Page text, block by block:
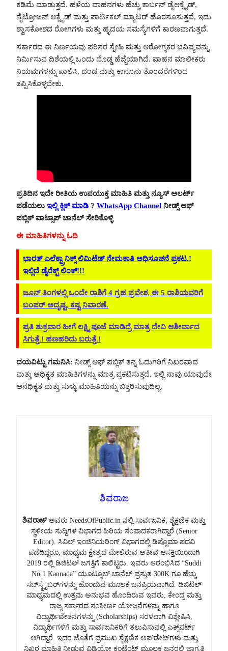
ಕಡಿಮೆ ಮಾಡುತ್ತದೆ. ಹಳೆಯ ವಾಹನಗಳು ಹೆಚ್ಚು ಕಾರ್ಬನ್ ಡೈಆಕ್ಸೈಡ್,
ನೈಟ್ರೋಜನ್ ಆಕ್ಸೈಡ್ ಮತ್ತು ಪಾರ್ಟಿಕಲ್ ಮ್ಯಾಟರ್ ಹೊರಸೂಸುತ್ತವೆ, ಇದು
ಶ್ವಾಸಕೋಶದ ರೋಗಗಳು ಮತ್ತು ಹೃದಯ ಸಮಸ್ಯೆಗಳಿಗೆ ಕಾರಣವಾಗುತ್ತದೆ.
ಸರ್ಕಾರದ ಈ ನಿರ್ಣಯವು ಪರಿಸರ ಸ್ನೇಹಿ ಮತ್ತು ಆರೋಗ್ಯಕರ ಭವಿಷ್ಯವನ್ನು
ನಿರ್ಮಿಸುವ ದಿಶೆಯಲ್ಲಿ ಒಂದು ದೊಡ್ಡ ಹೆಜ್ಜೆಯಾಗಿದೆ. ವಾಹನ ಮಾಲೀಕರು
ನಿಯಮಗಳನ್ನು ಪಾಲಿಸಿ, ದಂಡ ಮತ್ತು ಕಾನೂನು ತೊಂದರೆಗಳಿಂದ
ತಪ್ಪಿಸಿಕೊಳ್ಳಬೇಕು.
ಪ್ರತಿದಿನ ಇದೇ ರೀತಿಯ ಉಪಯುಕ್ತ ಮಾಹಿತಿ ಮತ್ತು ನ್ಯೂಸ್ ಅಲರ್ಟ್
ಪಡೆಯಲು ಇಲ್ಲಿ ಕ್ಲಿಕ್ ಮಾಡಿ ? WhatsApp Channel ನೀಡ್ಸ್ ಆಫ್
ಪಬ್ಲಿಕ್ ವಾಟ್ಸಾಪ್ ಚಾನೆಲ್ ಸೇರಿಕೊಳ್ಳಿ
ಈ ಮಾಹಿತಿಗಳನ್ನು ಓದಿ
ಭಾರತ್ ಎಲೆಕ್ಟ್ರಾನಿಕ್ಸ್ ಲಿಮಿಟೆಡ್ ನೇಮಕಾತಿ ಅಧಿಸೂಚನೆ ಪ್ರಕಟ.!
ಇಲ್ಲಿದೆ ಡೈರೆಕ್ಟ್ ಲಿಂಕ್!!!
ಜೂನ್ ತಿಂಗಳಲ್ಲಿ ಒಂದೇ ರಾಶಿಗೆ 4 ಗ್ರಹ ಪ್ರವೇಶ, ಈ 5 ರಾಶಿಯವರಿಗೆ
ಬಂಪರ್ ಅದೃಷ್ಟ, ಕಷ್ಟ ನಿವಾರಣೆ.
ಪ್ರತಿ ಶುಕ್ರವಾರ ಹೀಗೆ ಲಕ್ಷ್ಮಿ ಪೂಜೆ ಮಾಡಿದ್ರೆ ಮಾತ್ರ ದೇವಿ ಆಶೀರ್ವಾದ
ಸಿಗುತ್ತೆ.! ಹಣಹರಿದು ಬರುತ್ತೆ.!
ದಯವಿಟ್ಟು ಗಮನಿಸಿ: ನೀಡ್ಸ್ ಆಫ್ ಪಬ್ಲಿಕ್ ತನ್ನ ಓದುಗರಿಗೆ ನಿಖರವಾದ
ಮತ್ತು ಅಧಿಕೃತ ಮಾಹಿತಿಗಳನ್ನು ಮಾತ್ರ ಪ್ರಕಟಿಸುತ್ತದೆ. ಇಲ್ಲಿ ನಾವು ಯಾವುದೇ
ಅನಧಿಕೃತ ಮತ್ತು ಸುಳ್ಳು ಮಾಹಿತಿಯನ್ನು ಬಿತ್ತರಿಸುವುದಿಲ್ಲ.
ಶಿವರಾಜ
ಶಿವರಾಜ್ಅವರು NeedsOfPublic.in ನಲ್ಲಿ ಸಾರ್ವಜನಿಕ, ಶೈಕ್ಷಣಿಕ ಮತ್ತು
ಸ್ಥಳೀಯ ಸುದ್ದಿಗಳ ವಿಭಾಗದ ಹಿರಿಯ ಸಂಪಾದಕರಾಗಿದ್ದಾರೆ (Senior
Editor). ಸಿವಿಲ್ ಇಂಜಿನಿಯರಿಂಗ್ ವಿಭಾಗದಲ್ಲಿ ಡಿಪ್ಲೊಮಾ ಪದವಿ
ಪಡೆದಿದ್ದರೂ, ಮಾಧ್ಯಮ ಕ್ಷೇತ್ರದ ಮೇಲಿರುವ ಅತೀವ ಆಸಕ್ತಿಯಿಂದಾಗಿ
2019 ರಲ್ಲಿ ಡಿಜಿಟಲ್ ಜಗತ್ತಿಗೆ ಕಾಲಿಟ್ಟರು. ಇವರು ಆರಂಭಿಸಿದ “Suddi
No.1 Kannada” ಯೂಟ್ಯೂಬ್ ಚಾನೆಲ್ ಪ್ರಸ್ತುತ 300K ಗೂ ಹೆಚ್ಚು
ಸಬ್‌ಸ್ಕ್ರೈಬರ್‌ಗಳನ್ನು ಹೊಂದುವ ಮೂಲಕ ಜನಪ್ರಿಯವಾಗಿದೆ. ಡಿಜಿಟಲ್
ಮಾಧ್ಯಮದಲ್ಲಿ ಉತ್ತಮ ಅನುಭವ ಹೊಂದಿರುವ ಇವರು, ಕೇಂದ್ರ ಮತ್ತು
ರಾಜ್ಯ ಸರ್ಕಾರದ ಸಂಕೀರ್ಣ ಯೋಜನೆಗಳನ್ನು ಹಾಗೂ
ವಿದ್ಯಾರ್ಥಿವೇತನಗಳನ್ನು (Scholarships) ಸರಳವಾಗಿ ವಿಶ್ಲೇಷಿಸಿ,
ವಿದ್ಯಾರ್ಥಿಗಳಿಗೆ ಮತ್ತು ಸಾರ್ವಜನಿಕರಿಗೆ ತಲುಪಿಸುವಲ್ಲಿ ಎಕ್ಸ್‌ಪರ್ಟ್
ಆಗಿದ್ದಾರೆ. ಇದರ ಜೊತೆಗೆ ಪ್ರಮುಖ ಶೈಕ್ಷಣಿಕ ಅಪ್‌ಡೇಟ್‌ಗಳು ಮತ್ತು
ನಿಖರ ಮಾಹಿತಿ ನೀಡುವ ವಿಡಿಯೋ ಕಂಟೆಂಟ್ ಮೂಲಕ ಜನರಲ್ಲಿ ಜಾಗೃತಿ